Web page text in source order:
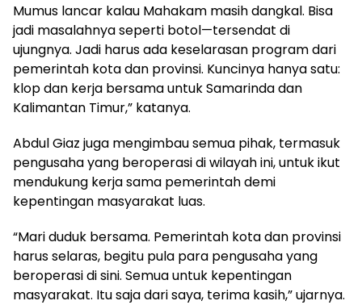
Mumus lancar kalau Mahakam masih dangkal. Bisa
jadi masalahnya seperti botol—tersendat di
ujungnya. Jadi harus ada keselarasan program dari
pemerintah kota dan provinsi. Kuncinya hanya satu:
klop dan kerja bersama untuk Samarinda dan
Kalimantan Timur,” katanya.
Abdul Giaz juga mengimbau semua pihak, termasuk
pengusaha yang beroperasi di wilayah ini, untuk ikut
mendukung kerja sama pemerintah demi
kepentingan masyarakat luas.
“Mari duduk bersama. Pemerintah kota dan provinsi
harus selaras, begitu pula para pengusaha yang
beroperasi di sini. Semua untuk kepentingan
masyarakat. Itu saja dari saya, terima kasih,” ujarnya.